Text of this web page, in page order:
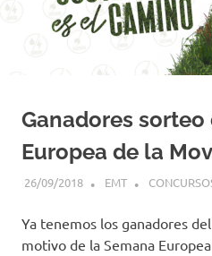
Ganadores sorteo
Europea de la
26/09/2018 EMT
Ya tenemos los ganadores
motivo de la Semana